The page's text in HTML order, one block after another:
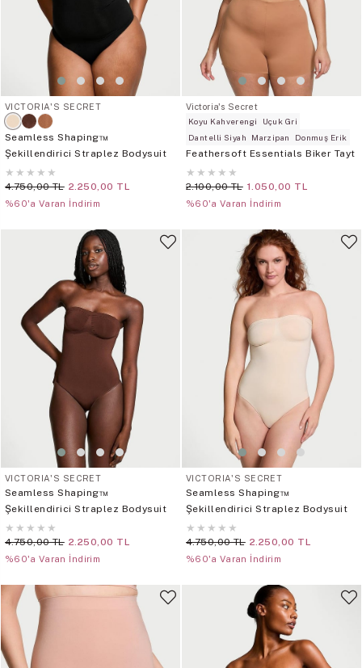
VICTORIA'S SECRET
Seamless Shaping™
Şekillendirici Straplez Bodysuit
★ ★ ★ ★ ★
4.750,00 TL 2.250,00 TL
%60'a Varan İndirim
Victoria's Secret
Koyu Kahverengi
Uçuk Gri
Dantelli Siyah
Marzipan Donmuş Erik
Feathersoft Essentials Biker Tayt
★ ★ ★ ★ ★
2.100,00 TL 1.050,00 TL
%60'a Varan İndirim
VICTORIA'S SECRET
Seamless Shaping™
Şekillendirici Straplez Bodysuit
★ ★ ★ ★ ★
4.750,00 TL 2.250,00 TL
%60'a Varan İndirim
VICTORIA'S SECRET
Seamless Shaping™
Şekillendirici Straplez Bodysuit
★ ★ ★ ★ ★
4.750,00 TL 2.250,00 TL
%60'a Varan İndirim